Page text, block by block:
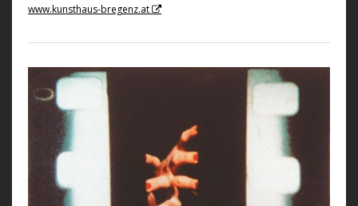
www.kunsthaus-bregenz.at